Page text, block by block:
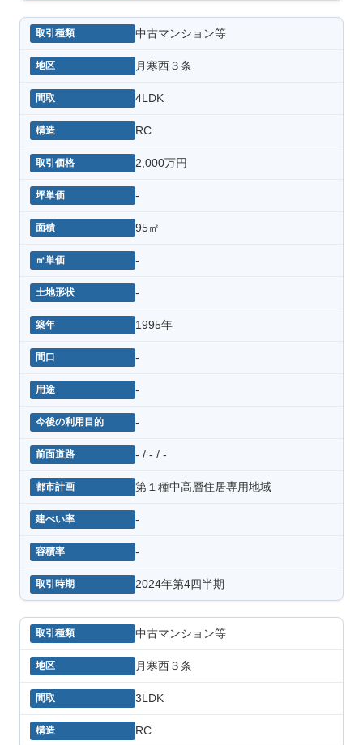
中古マンション等
月寒西３条
4LDK
RC
2,000万円
-
95㎡
-
-
1995年
-
-
-
- / - / -
第１種中高層住居専用地域
-
-
2024年第4四半期
中古マンション等
月寒西３条
3LDK
RC